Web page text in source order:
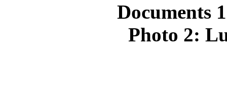
Documents
Photo 2: